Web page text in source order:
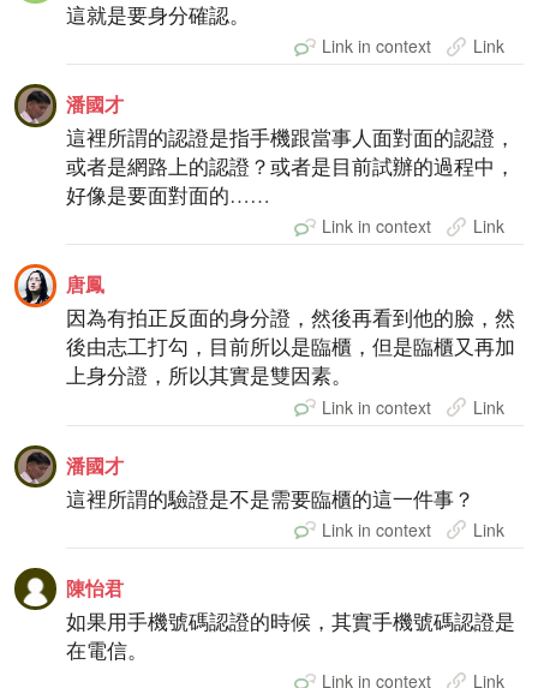
這就是要身分確認。
Link in context Link
潘國才
這裡所謂的認證是指手機跟當事人面對面的認證，
或者是網路上的認證？或者是目前試辦的過程中，
好像是要面對面的……
Link in context Link
唐鳳
因為有拍正反面的身分證，然後再看到他的臉，然
後由志工打勾，目前所以是臨櫃，但是臨櫃又再加
上身分證，所以其實是雙因素。
Link in context Link
潘國才
這裡所謂的驗證是不是需要臨櫃的這一件事？
Link in context Link
陳怡君
如果用手機號碼認證的時候，其實手機號碼認證是
在電信。
Link in context Link